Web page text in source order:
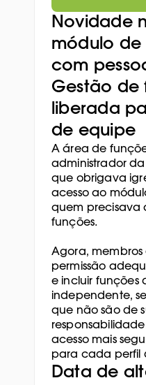
A área de
administrador
que obrigava
acesso ao
quem precisava
funções.
Agora,
permissão
e incluir funções
independente,
que não são de
acesso mais
para cada perfil
Data de
Novidade
módulo
com
Gestão de
liberada
de equipe